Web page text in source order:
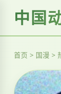
中国
首页 > 国漫 >